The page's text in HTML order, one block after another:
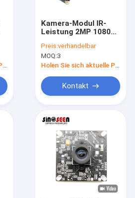
Kamera-Modul IR-
Leistung 2MP 1080P
Vertrags-MIPI
Preis:verhandelbar
MOQ:3
Kontakt